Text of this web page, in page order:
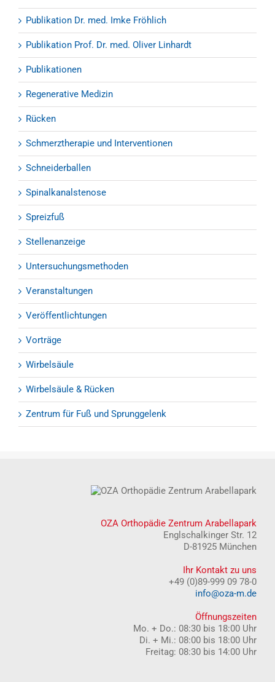
Publikation Dr. med. Imke Fröhlich
Publikation Prof. Dr. med. Oliver Linhardt
Publikationen
Regenerative Medizin
Rücken
Schmerztherapie und Interventionen
Schneiderballen
Spinalkanalstenose
Spreizfuß
Stellenanzeige
Untersuchungsmethoden
Veranstaltungen
Veröffentlichtungen
Vorträge
Wirbelsäule
Wirbelsäule & Rücken
Zentrum für Fuß und Sprunggelenk
OZA Orthopädie Zentrum Arabellapark
Englschalkinger Str. 12
D-81925 München
Ihr Kontakt zu uns
+49 (0)89-999 09 78-0
info@oza-m.de
Öffnungszeiten
Mo. + Do.: 08:30 bis 18:00 Uhr
Di. + Mi.: 08:00 bis 18:00 Uhr
Freitag: 08:30 bis 14:00 Uhr